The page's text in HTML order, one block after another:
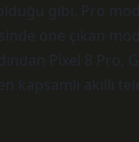
gibi, Pro
öne çıkan
Pixel 8 Pro,
kapsamlı akıllı